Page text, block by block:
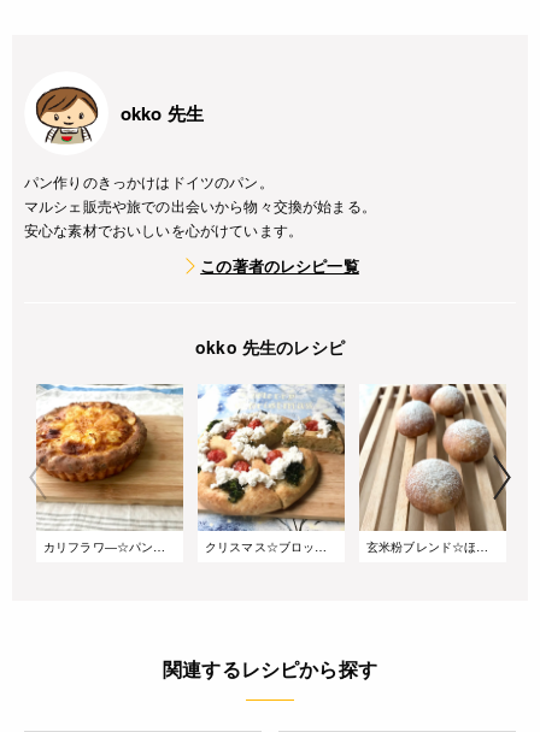
okko 先生
パン作りのきっかけはドイツのパン。
マルシェ販売や旅での出会いから物々交換が始まる。
安心な素材でおいしいを心がけています。
この著者のレシピ一覧
okko 先生のレシピ
カリフラワ―☆パンキッシュ クリスマス☆ブロッコリーフォカッチャ 玄米粉ブレンド☆ほんのり甘い里芋まんまるパン
関連するレシピから探す